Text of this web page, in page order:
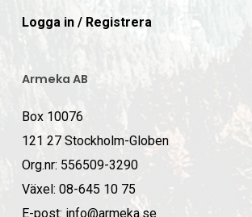
Logga in / Registrera
Armeka AB
Box 10076
121 27 Stockholm-Globen
Org.nr: 556509-3290
Växel: 08-645 10 75
E-post: info@armeka.se